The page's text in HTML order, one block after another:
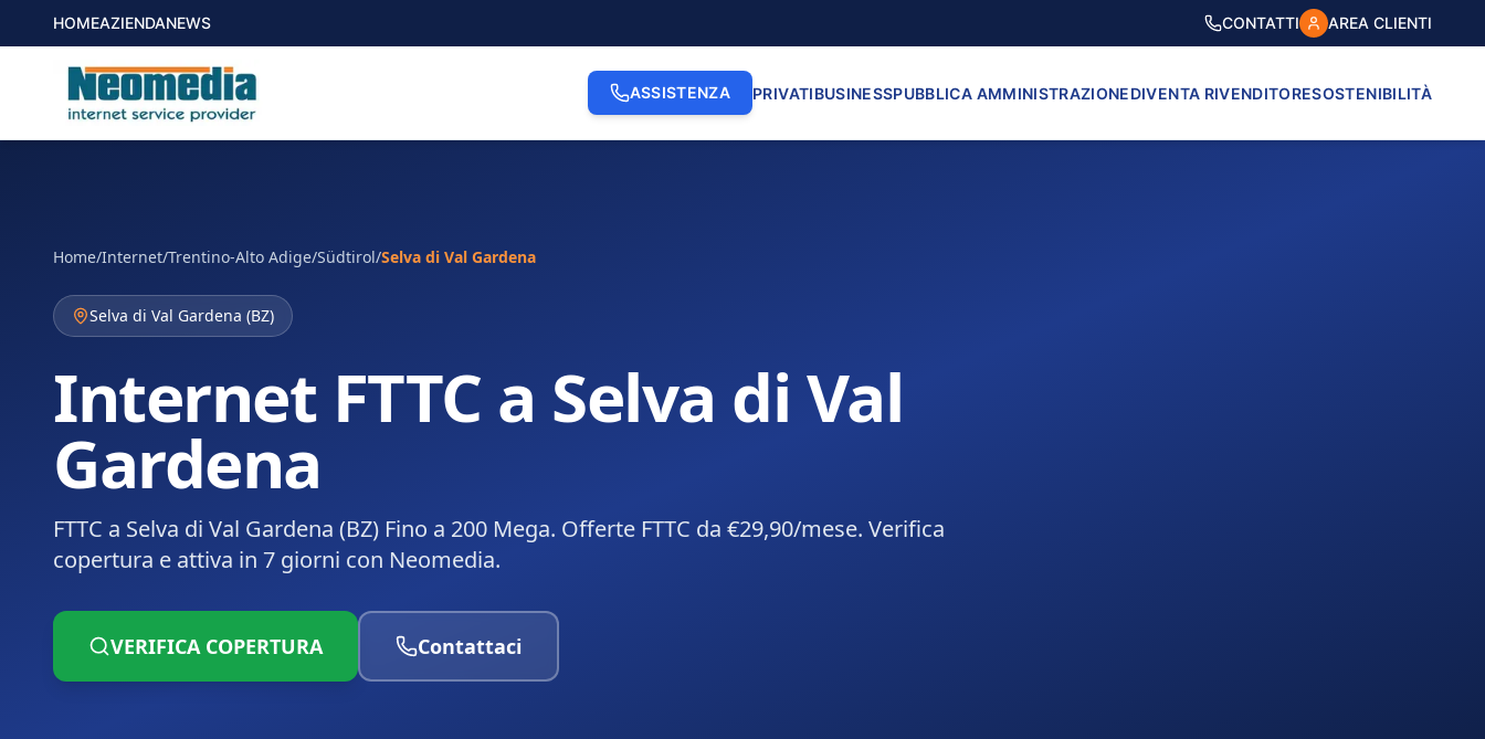
HOMEAZIENDANEWS CONTATTI AREA CLIENTI
ASSISTENZA PRIVATIBUSINESSPUBBLICA AMMINISTRAZIONEDIVENTA RIVENDITORESOSTENIBILITÀ
Home/Internet/Trentino-Alto Adige/Südtirol/Selva di Val Gardena
Selva di Val Gardena (BZ)
Internet FTTC a Selva di Val
Gardena
FTTC a Selva di Val Gardena (BZ) Fino a 200 Mega. Offerte FTTC da €29,90/mese. Verifica
copertura e attiva in 7 giorni con Neomedia.
VERIFICA COPERTURA Contattaci